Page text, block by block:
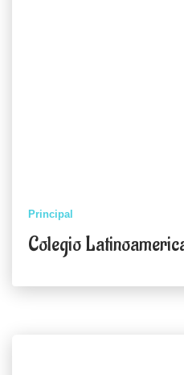
Principal
Colegio